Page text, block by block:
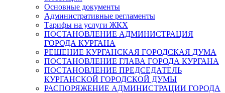
Основные документы
Административные регламенты
Тарифы на услуги ЖКХ
ПОСТАНОВЛЕНИЕ АДМИНИСТРАЦИЯ
ГОРОДА КУРГАНА
РЕШЕНИЕ КУРГАНСКАЯ ГОРОДСКАЯ ДУМА
ПОСТАНОВЛЕНИЕ ГЛАВА ГОРОДА КУРГАНА
ПОСТАНОВЛЕНИЕ ПРЕДСЕДАТЕЛЬ
КУРГАНСКОЙ ГОРОДСКОЙ ДУМЫ
РАСПОРЯЖЕНИЕ АДМИНИСТРАЦИИ ГОРОДА